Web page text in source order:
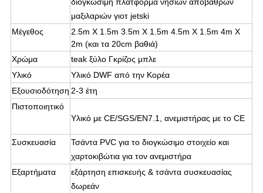
διογκώσιμη πλατφόρμα νησιών αποβαθρών
μαξιλαριών γιοτ jetski
Μέγεθος
2.5m X 1.5m 3.5m X 1.5m 4.5m X 1.5m 4m X
2m (και τα 20cm βαθιά)
Χρώμα
teak ξύλο Γκρίζος μπλε
Υλικό
Υλικό DWF από την Κορέα
Εξουσιοδότηση 2-3 έτη
Πιστοποιητικό
Υλικό με CE/SGS/EN7.1, ανεμιστήρας με το CE
Συσκευασία
Τσάντα PVC για το διογκώσιμο στοιχείο και
χαρτοκιβώτια για τον ανεμιστήρα
Εξαρτήματα
εξάρτηση επισκευής & τσάντα συσκευασίας
δωρεάν